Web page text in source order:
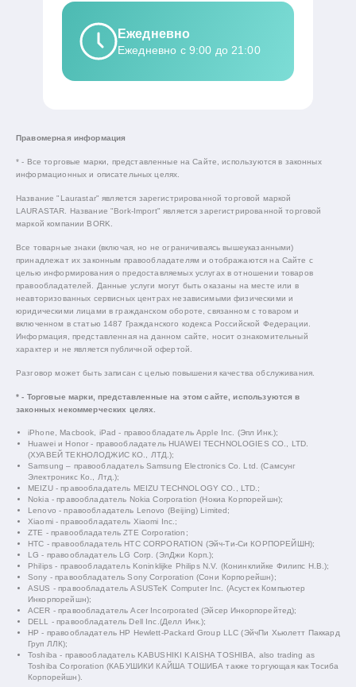
Ежедневно
Ежедневно с 9:00 до 21:00
Правомерная информация
* - Все торговые марки, представленные на Сайте, используются в законных
информационных и описательных целях.
Название "Laurastar" является зарегистрированной торговой маркой
LAURASTAR. Название "Bork-Import" является зарегистрированной торговой
маркой компании BORK.
Все товарные знаки (включая, но не ограничиваясь вышеуказанными)
принадлежат их законным правообладателям и отображаются на Сайте с
целью информирования о предоставляемых услугах в отношении товаров
правообладателей. Данные услуги могут быть оказаны на месте или в
неавторизованных сервисных центрах независимыми физическими и
юридическими лицами в гражданском обороте, связанном с товаром и
включенном в статью 1487 Гражданского кодекса Российской Федерации.
Информация, представленная на данном сайте, носит ознакомительный
характер и не является публичной офертой.
Разговор может быть записан с целью повышения качества обслуживания.
* - Торговые марки, представленные на этом сайте, используются в
законных некоммерческих целях.
iPhone, Macbook, iPad - правообладатель Apple Inc. (Эпл Инк.);
Huawei и Honor - правообладатель HUAWEI TECHNOLOGIES CO., LTD.
(ХУАВЕЙ ТЕКНОЛОДЖИС КО., ЛТД.);
Samsung – правообладатель Samsung Electronics Co. Ltd. (Самсунг
Электроникс Ко., Лтд.);
MEIZU - правообладатель MEIZU TECHNOLOGY CO., LTD.;
Nokia - правообладатель Nokia Corporation (Нокиа Корпорейшн);
Lenovo - правообладатель Lenovo (Beijing) Limited;
Xiaomi - правообладатель Xiaomi Inc.;
ZTE - правообладатель ZTE Corporation;
HTC - правообладатель HTC CORPORATION (Эйч-Ти-Си КОРПОРЕЙШН);
LG - правообладатель LG Corp. (ЭлДжи Корп.);
Philips - правообладатель Koninklijke Philips N.V. (Конинклийке Филипс Н.В.);
Sony - правообладатель Sony Corporation (Сони Корпорейшн);
ASUS - правообладатель ASUSTeK Computer Inc. (Асустек Компьютер
Инкорпорейшн);
ACER - правообладатель Acer Incorporated (Эйсер Инкорпорейтед);
DELL - правообладатель Dell Inc.(Делл Инк.);
HP - правообладатель HP Hewlett-Packard Group LLC (ЭйчПи Хьюлетт Паккард
Груп ЛЛК);
Toshiba - правообладатель KABUSHIKI KAISHA TOSHIBA, also trading as
Toshiba Corporation (КАБУШИКИ КАЙША ТОШИБА также торгующая как Тосиба
Корпорейшн).